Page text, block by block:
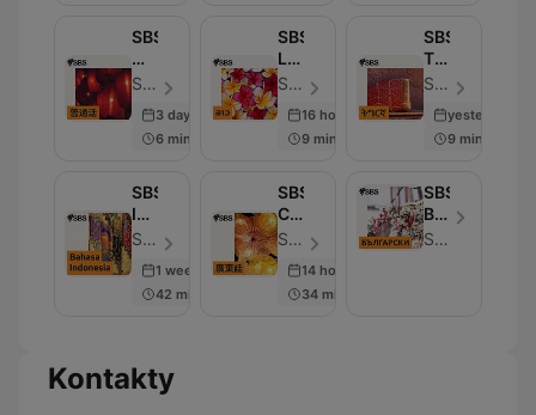
語
放
送
SBS
Mandarin
-
普
通
电
台
SBS - Odcinek 4071
3 days ago
6 min
SBS
Lao
-
ພາ​
ສາ​
SBS - Odcinek 737
16 hours ago
9 min
SBS
Tigrinya
-
ኤስ.ቢ.ኤስ
ትግርኛ
SBS - Odcinek 1283
yesterday
9 min
SBS
Indonesian
-
Bahasa
Indonesia
SBS - Odcinek 1485
1 week ago
42 min
SBS
Cantonese
-
廣
東
SBS - Odcinek 3686
14 hours ago
34 min
SBS
Bulgarian
-SBS
Kontakty